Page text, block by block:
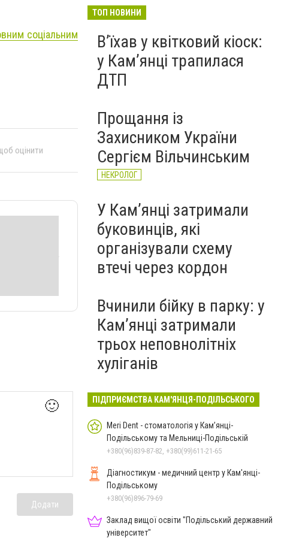
соціальним
оцінити
🙂
Додати
ТОП НОВИНИ
Вʼїхав у квітковий кіоск:
у Камʼянці трапилася
ДТП
Прощання із
Захисником України
Сергієм Вільчинським
НЕКРОЛОГ
У Кам’янці затримали
буковинців, які
організували схему
втечі через кордон
Вчинили бійку в парку: у
Кам’янці затримали
трьох неповнолітніх
хуліганів
ПІДПРИЄМСТВА КАМ'ЯНЦЯ-ПОДІЛЬСЬКОГО
Meri Dent - стоматологія у Кам’янці-
Подільському та Мельниці-Подільській
+380(96)839-87-82, +380(99)611-21-65
Діагностикум - медичний центр у Кам'янці-
Подільському
+380(96)896-79-69
Заклад вищої освіти "Подільський державний
університет"